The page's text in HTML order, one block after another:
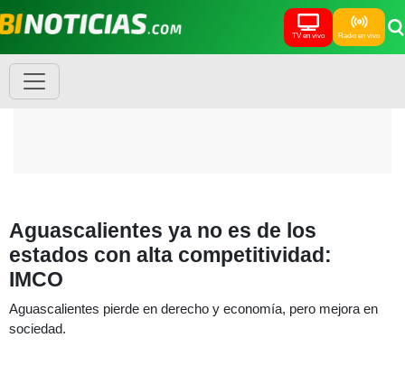
TV en vivo Radio en vivo
Aguascalientes ya no es de los
estados con alta competitividad:
IMCO
Aguascalientes pierde en derecho y economía, pero mejora en
sociedad.